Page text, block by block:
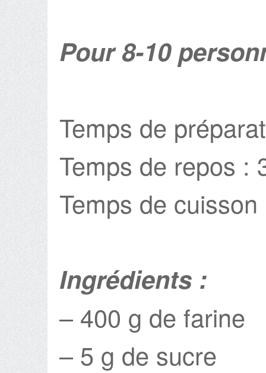
Pour 8-10
Temps de
Temps de repos :
Temps de
Ingrédients :
– 400 g de farine
– 5 g de sucre